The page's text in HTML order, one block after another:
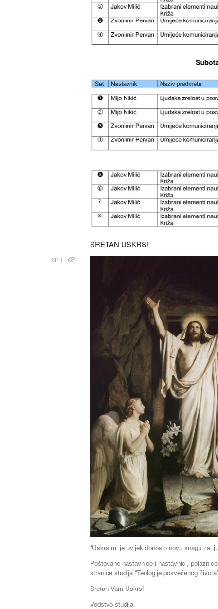
SRETAN USKRS!
ISPIT
“Uskrs mi je uvijek donosio novu snagu za
Poštovane nastavnice i nastavnici,
stranice studija “Teologije posvećenog
Sretan Vam Uskrs!
Vodstvo studija